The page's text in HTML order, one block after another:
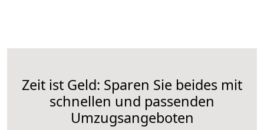
Zeit ist Geld: Sparen Sie beides mit
schnellen und passenden
Umzugsangeboten